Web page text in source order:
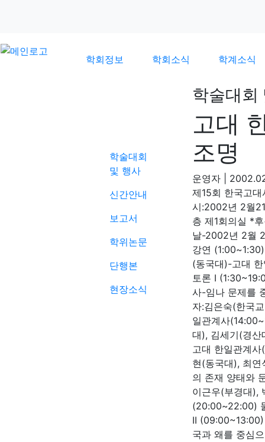
학회정보 학회소식 학계소식
학술대회
및 행사
신간안내
보고서
학위논문
단행본
현장소식
학술대회
고대
조명
운영자
제15회 한국고
시:2002년 2월
층 제1회의실 *
날-2002년 2월
강연
(동국대)-고대
토론 I
사-임나 문제를
자:김은숙(한국
일관계사
대), 김세기(경
고대 한일관계
현(동국대), 최
의 존재 양태와
이근우(부경대),
(20:00~22:00)
II
국과 왜를 중심